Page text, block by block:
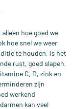
hoe goed we
hoe snel we weer
te houden, is het
rust, goed slapen,
C, D, zink en
zijn
werkend
kan veel